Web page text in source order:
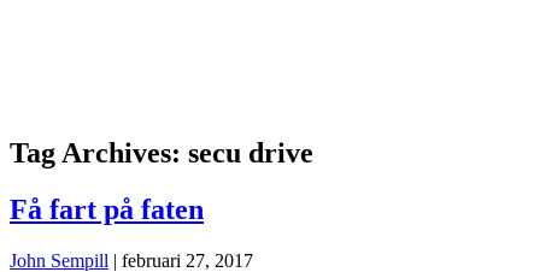
Tag Archives: secu drive
Få fart på faten
John Sempill | februari 27, 2017